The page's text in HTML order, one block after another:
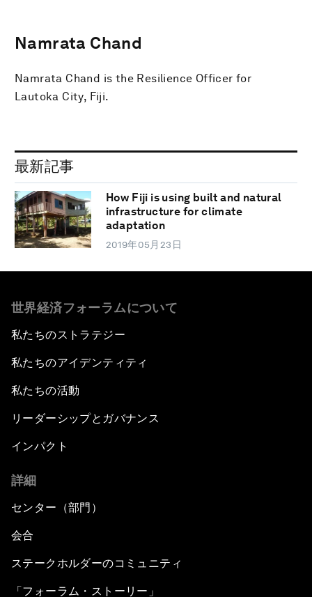
Namrata Chand
Namrata Chand is the Resilience Officer for
Lautoka City, Fiji.
最新記事
How Fiji is using built and natural
infrastructure for climate
adaptation
2019年05月23日
世界経済フォーラムについて
私たちのストラテジー
私たちのアイデンティティ
私たちの活動
リーダーシップとガバナンス
インパクト
詳細
センター（部門）
会合
ステークホルダーのコミュニティ
「フォーラム・ストーリー」